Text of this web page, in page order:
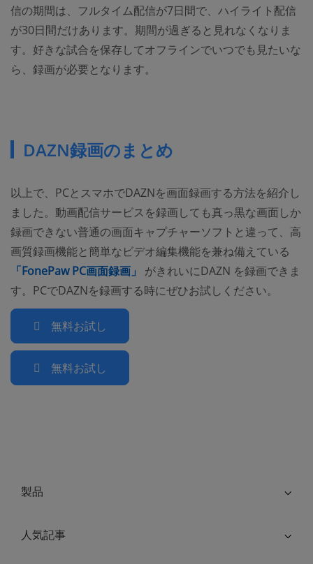
信の期間は、フルタイム配信が7日間で、ハイライト配信
が30日間だけあります。期間が過ぎると見れなくなりま
す。好きな試合を保存してオフラインでいつでも見たいな
ら、録画が必要となります。
DAZN録画のまとめ
以上で、PCとスマホでDAZNを画面録画する方法を紹介し
ました。動画配信サービスを録画しても真っ黒な画面しか
録画できない普通の画面キャプチャーソフトと違って、高
画質録画機能と簡単なビデオ編集機能を兼ね備えている
「FonePaw PC画面録画」
(opens new window)
がきれいにDAZN を録画できま
す。PCでDAZNを録画する時にぜひお試しください。
無料お試し
無料お試し
製品
人気記事